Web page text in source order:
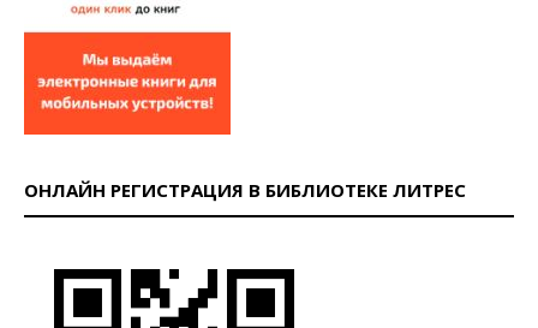
ОНЛАЙН РЕГИСТРАЦИЯ В БИБЛИОТЕКЕ ЛИТРЕС